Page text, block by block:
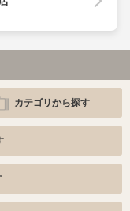
カテゴリから探す